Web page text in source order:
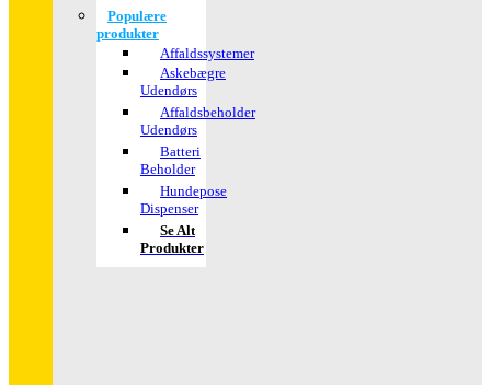
Populære
produkter
Affaldssystemer
Askebægre
Udendørs
Affaldsbeholder
Udendørs
Batteri
Beholder
Hundepose
Dispenser
Se Alt
Produkter